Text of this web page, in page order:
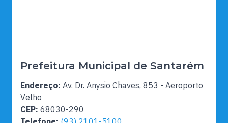
Prefeitura Municipal de Santarém
Endereço: Av. Dr. Anysio Chaves, 853 - Aeroporto
Velho
CEP: 68030-290